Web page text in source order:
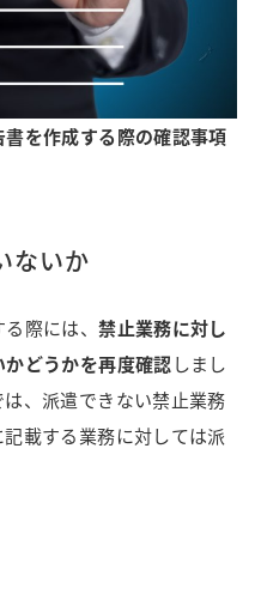
を作成する際の確認事項
ないか
る際には、禁止業務に対し
どうかを再度確認 しまし
、派遣できない禁止業務
載する業務に対しては派